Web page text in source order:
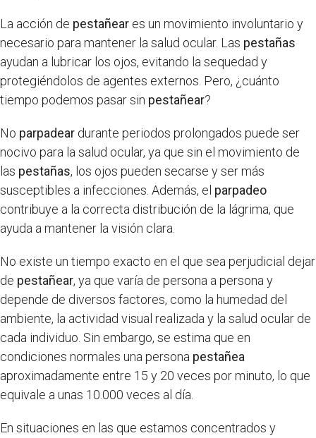
La acción de pestañear es un movimiento involuntario y
necesario para mantener la salud ocular. Las pestañas
ayudan a lubricar los ojos, evitando la sequedad y
protegiéndolos de agentes externos. Pero, ¿cuánto
tiempo podemos pasar sin pestañear?
No parpadear durante periodos prolongados puede ser
nocivo para la salud ocular, ya que sin el movimiento de
las pestañas, los ojos pueden secarse y ser más
susceptibles a infecciones. Además, el parpadeo
contribuye a la correcta distribución de la lágrima, que
ayuda a mantener la visión clara.
No existe un tiempo exacto en el que sea perjudicial dejar
de pestañear, ya que varía de persona a persona y
depende de diversos factores, como la humedad del
ambiente, la actividad visual realizada y la salud ocular de
cada individuo. Sin embargo, se estima que en
condiciones normales una persona pestañea
aproximadamente entre 15 y 20 veces por minuto, lo que
equivale a unas 10.000 veces al día.
En situaciones en las que estamos concentrados y